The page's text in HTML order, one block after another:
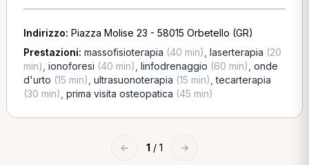
Indirizzo: Piazza Molise 23 - 58015 Orbetello (GR)
Prestazioni: massofisioterapia (40 min) laserterapia (20
min) ionoforesi (40 min) linfodrenaggio (60 min) onde
d'urto (15 min) ultrasuonoterapia (15 min) ,tecarterapia
(30 min) prima visita osteopatica (45 min)
← 1 / 1 →